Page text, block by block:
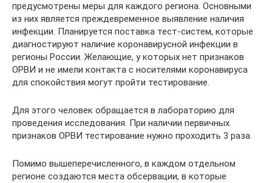
предусмотрены меры для каждого региона. Основными
из них является преждевременное выявление наличия
инфекции. Планируется поставка тест-систем, которые
диагностируют наличие коронавирусной инфекции в
регионы России. Желающие, у которых нет признаков
ОРВИ и не имели контакта с носителями коронавируса
для спокойствия могут пройти тестирование.
Для этого человек обращается в лабораторию для
проведения исследования. При наличии первичных
признаков ОРВИ тестирование нужно проходить 3 раза.
Помимо вышеперечисленного, в каждом отдельном
регионе создаются места обсервации, в которые